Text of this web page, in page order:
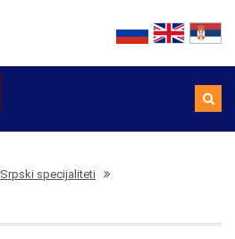
Srpski specijaliteti